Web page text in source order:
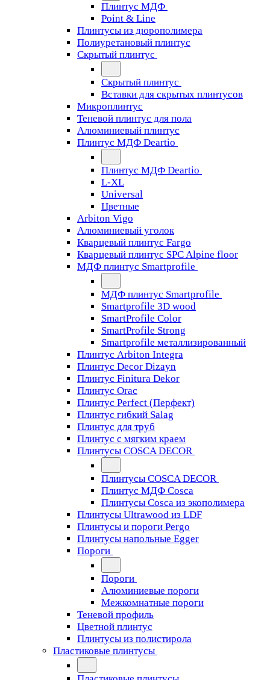
Плинтус МДФ
Point & Line
Плинтусы из дюрополимера
Полиуретановый плинтус
Скрытый плинтус
Скрытый плинтус
Вставки для скрытых плинтусов
Микроплинтус
Теневой плинтус для пола
Алюминиевый плинтус
Плинтус МДФ Deartio
Плинтус МДФ Deartio
L-XL
Universal
Цветные
Arbiton Vigo
Алюминиевый уголок
Кварцевый плинтус Fargo
Кварцевый плинтус SPC Alpine floor
МДФ плинтус Smartprofile
МДФ плинтус Smartprofile
Smartprofile 3D wood
SmartProfile Color
SmartProfile Strong
Smartprofile металлизированный
Плинтус Arbiton Integra
Плинтус Decor Dizayn
Плинтус Finitura Dekor
Плинтус Orac
Плинтус Perfect (Перфект)
Плинтус гибкий Salag
Плинтус для труб
Плинтус с мягким краем
Плинтусы COSCA DECOR
Плинтусы COSCA DECOR
Плинтус МДФ Cosca
Плинтусы Cosca из экополимера
Плинтусы Ultrawood из LDF
Плинтусы и пороги Pergo
Плинтусы напольные Egger
Пороги
Пороги
Алюминиевые пороги
Межкомнатные пороги
Теневой профиль
Цветной плинтус
Плинтусы из полистирола
Пластиковые плинтусы